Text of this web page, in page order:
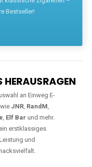
Bestseller!
HERAUSRAGEN
an Einweg E-
JNR, RandM,
, Elf Bar und mehr.
erstklassiges
und